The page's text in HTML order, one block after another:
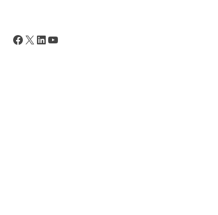
Facebook
X LinkedIn
YouTube